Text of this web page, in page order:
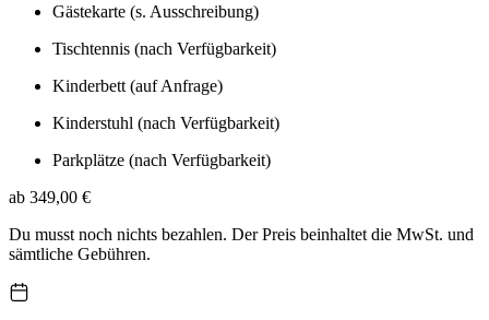
Gästekarte (s. Ausschreibung)
Tischtennis (nach Verfügbarkeit)
Kinderbett (auf Anfrage)
Kinderstuhl (nach Verfügbarkeit)
Parkplätze (nach Verfügbarkeit)
ab 349,00 €
Du musst noch nichts bezahlen. Der Preis beinhaltet die MwSt. und
sämtliche Gebühren.